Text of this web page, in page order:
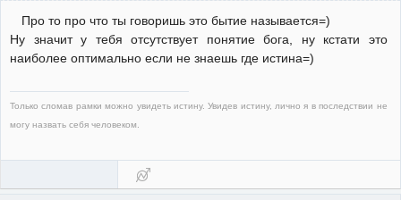
Про то про что ты говоришь это бытие называется=)
Ну значит у тебя отсутствует понятие бога, ну кстати это
наиболее оптимально если не знаешь где истина=)
Только сломав рамки можно увидеть истину. Увидев истину, лично я в последствии не
могу назвать себя человеком.